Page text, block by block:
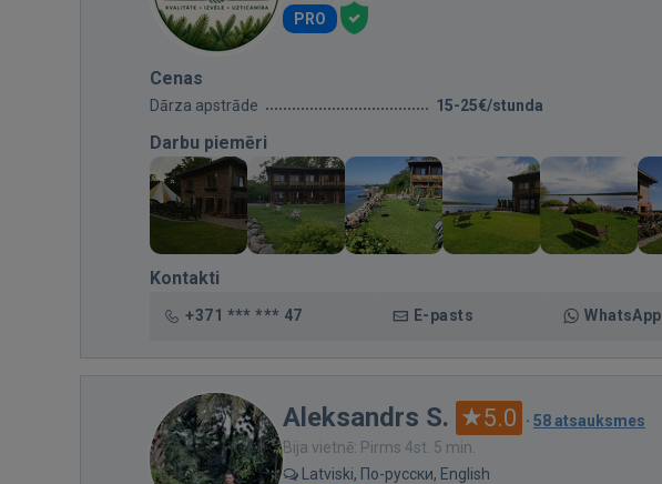
PRO
Cenas
Dārza apstrāde 15-25€/stunda
Darbu piemēri
Kontakti
+371 *** *** 47 E-pasts WhatsApp
Aleksandrs S. 5.0 · 58 atsauksmes
Bija vietnē: Pirms 4st. 5 min.
Latviski, По-русски, English